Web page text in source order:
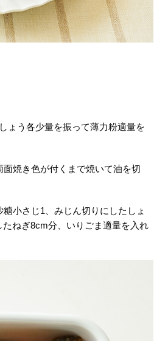
ょう各少量を振って薄力粉適量を
面焼き色が付くまで焼いて油を切
小さじ1、みじん切りにしたしょ
ねぎ8cm分、いりごま適量を入れ